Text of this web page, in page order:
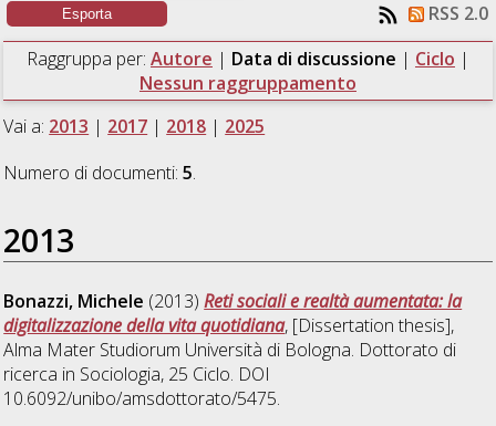
RSS 2.0
Raggruppa per: Autore | Data di discussione | Ciclo |
Nessun raggruppamento
Vai a: 2013 | 2017 | 2018 | 2025
Numero di documenti:5.
2013
Bonazzi, Michele (2013)Reti sociali e realtà aumentata: la
digitalizzazione della vita quotidiana, [Dissertation thesis],
Alma Mater Studiorum Università di Bologna. Dottorato di
ricerca in Sociologia, 25 Ciclo. DOI
10.6092/unibo/amsdottorato/5475.